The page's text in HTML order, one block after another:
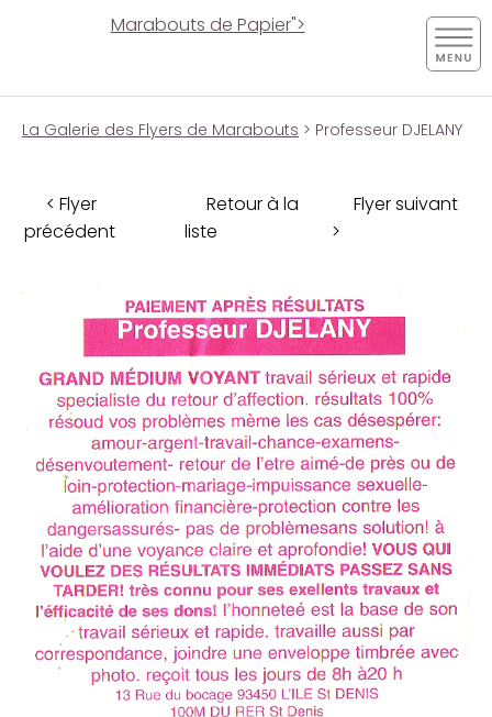
Marabouts de Papier">
La Galerie des Flyers de Marabouts > Professeur DJELANY
< Flyer
précédent
Retour à la
liste
Flyer suivant
>